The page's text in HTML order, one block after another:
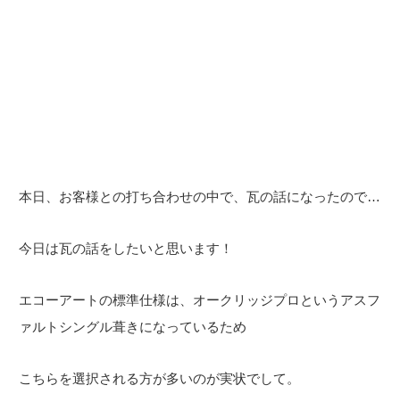
本日、お客様との打ち合わせの中で、瓦の話になったので…
今日は瓦の話をしたいと思います！
エコーアートの標準仕様は、オークリッジプロというアスフ
ァルトシングル葺きになっているため
こちらを選択される方が多いのが実状でして。